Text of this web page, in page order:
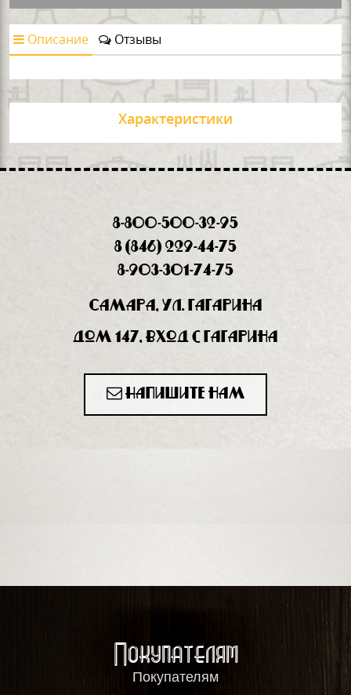
Описание Отзывы
Характеристики
8-800-500-32-95
8 (846) 229-44-75
8-903-301-74-75
Самара, ул. Гагарина
дом 147, вход с Гагарина
Напишите нам
Покупателям
Покупателям